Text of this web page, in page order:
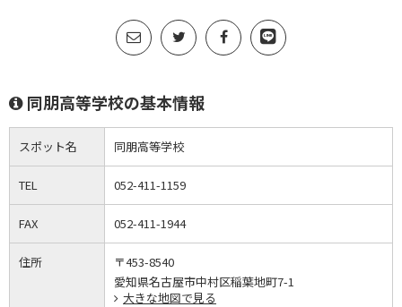
同朋高等学校の基本情報
スポット名 同朋高等学校
TEL 052-411-1159
FAX 052-411-1944
住所
〒453-8540
愛知県名古屋市中村区稲葉地町7-1
大きな地図で見る